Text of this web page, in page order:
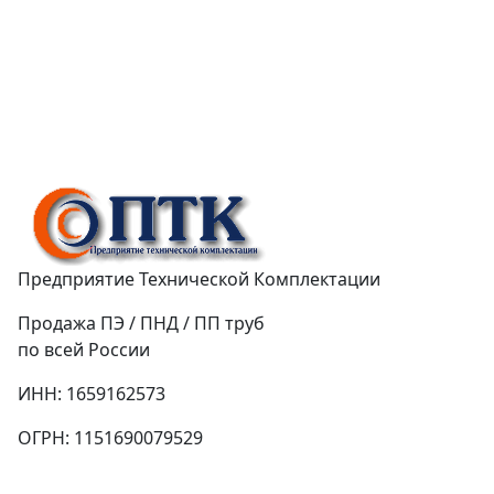
Предприятие Технической Комплектации
Продажа ПЭ / ПНД / ПП труб
по всей России
ИНН: 1659162573
ОГРН: 1151690079529